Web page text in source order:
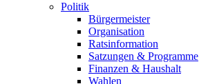
Politik
Bürgermeister
Organisation
Ratsinformation
Satzungen & Programme
Finanzen & Haushalt
Wahlen